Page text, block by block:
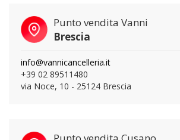
Punto vendita Vanni
Brescia
info@vannicancelleria.it
+39 02 89511480
via Noce, 10 - 25124 Brescia